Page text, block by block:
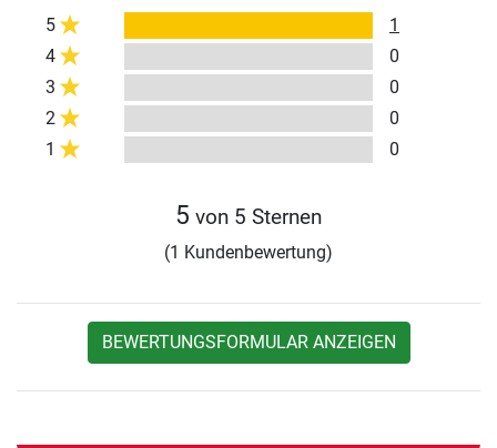
5
1
4
0
3
0
2
0
1
0
5 von 5 Sternen
(1 Kundenbewertung)
BEWERTUNGSFORMULAR ANZEIGEN